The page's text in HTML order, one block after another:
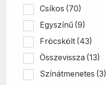
Csíkos (70)
Egyszínű (9)
Fröcskölt (43)
Összevissza (13)
Színátmenetes (3)